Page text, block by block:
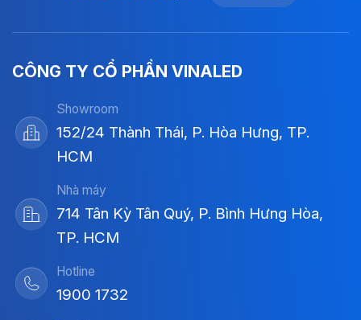
CÔNG TY CỔ PHẦN VINALED
Showroom
152/24 Thành Thái, P. Hòa Hưng, TP.
HCM
Nhà máy
714 Tân Kỳ Tân Quý, P. Bình Hưng Hòa,
TP. HCM
Hotline
1900 1732